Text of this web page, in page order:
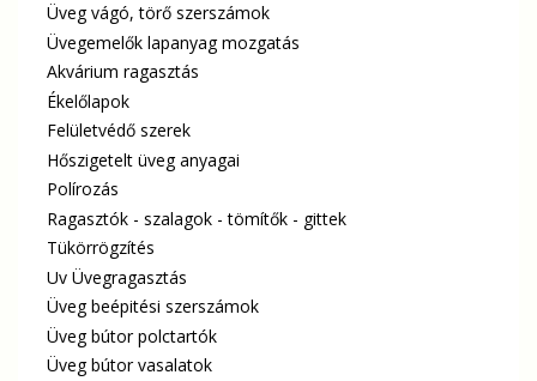
Üveg vágó, törő szerszámok
Üvegemelők lapanyag mozgatás
Akvárium ragasztás
Ékelőlapok
Felületvédő szerek
Hőszigetelt üveg anyagai
Polírozás
Ragasztók - szalagok - tömítők - gittek
Tükörrögzítés
Uv Üvegragasztás
Üveg beépitési szerszámok
Üveg bútor polctartók
Üveg bútor vasalatok